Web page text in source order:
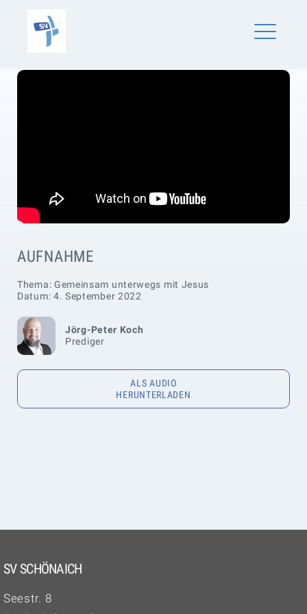
SV Schönaich
AUFNAHME
Thema: Gemeinsam unterwegs mit Jesus
Datum: 4. September 2022
Jörg-Peter Koch
Prediger
ALS AUDIO
HERUNTERLADEN
SV SCHÖNAICH
Seestr. 8